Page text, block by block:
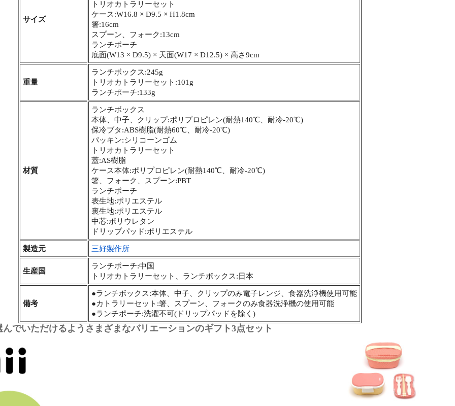
サイズ
トリオカトラリーセット
ケース:W16.8 × D9.5 × H1.8cm
箸:16cm
スプーン、フォーク:13cm
ランチポーチ
底面(W13 × D9.5) × 天面(W17 × D12.5) × 高さ9cm
重量
ランチボックス:245g
トリオカトラリーセット:101g
ランチポーチ:133g
材質
ランチボックス
本体、中子、クリップ:ポリプロピレン(耐熱140℃、耐冷-20℃)
保冷ブタ:ABS樹脂(耐熱60℃、耐冷-20℃)
パッキン:シリコーンゴム
トリオカトラリーセット
蓋:AS樹脂
ケース本体:ポリプロピレン(耐熱140℃、耐冷-20℃)
箸、フォーク、スプーン:PBT
ランチポーチ
表生地:ポリエステル
裏生地:ポリエステル
中芯:ポリウレタン
ドリップパッド:ポリエステル
製造元 三好製作所
生産国
ランチポーチ:中国
トリオカトラリーセット、ランチボックス:日本
備考
●ランチボックス:本体、中子、クリップのみ電子レンジ、食器洗浄機使用可能
●カトラリーセット:箸、スプーン、フォークのみ食器洗浄機の使用可能
●ランチポーチ:洗濯不可(ドリップパッドを除く)
んでいただけるようさまざまなバリエーションのギフト3点セット